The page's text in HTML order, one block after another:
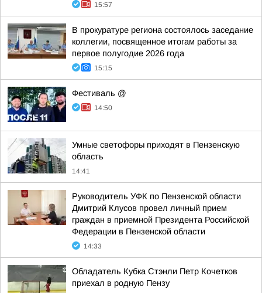
15:57
В прокуратуре региона состоялось заседание
коллегии, посвященное итогам работы за
первое полугодие 2026 года
15:15
Фестиваль @
14:50
Умные светофоры приходят в Пензенскую
область
14:41
Руководитель УФК по Пензенской области
Дмитрий Клусов провел личный прием
граждан в приемной Президента Российской
Федерации в Пензенской области
14:33
Обладатель Кубка Стэнли Петр Кочетков
приехал в родную Пензу